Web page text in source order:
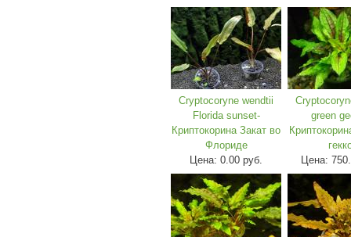
Cryptocoryne wendtii
Florida sunset-
Криптокорина Закат во
Флориде
Цена:0.00 руб.
green
Цена: